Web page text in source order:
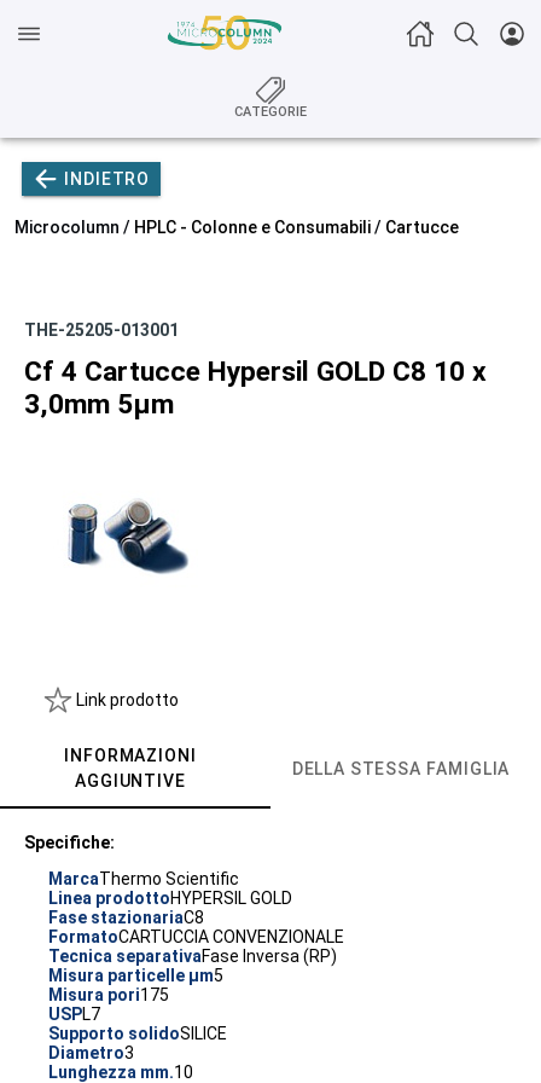
CATEGORIE
INDIETRO
Microcolumn / HPLC - Colonne e Consumabili/ Cartucce
THE-25205-013001
Cf 4 Cartucce Hypersil GOLD C8 10 x
3,0mm 5µm
Link prodotto
INFORMAZIONI
AGGIUNTIVE
DELLA STESSA FAMIGLIA
Specifiche:
MarcaThermo Scientific
Linea prodottoHYPERSIL GOLD
Fase stazionariaC8
FormatoCARTUCCIA CONVENZIONALE
Tecnica separativaFase Inversa (RP)
Misura particelle µm5
Misura pori175
USPL7
Supporto solidoSILICE
Diametro3
Lunghezza mm.10